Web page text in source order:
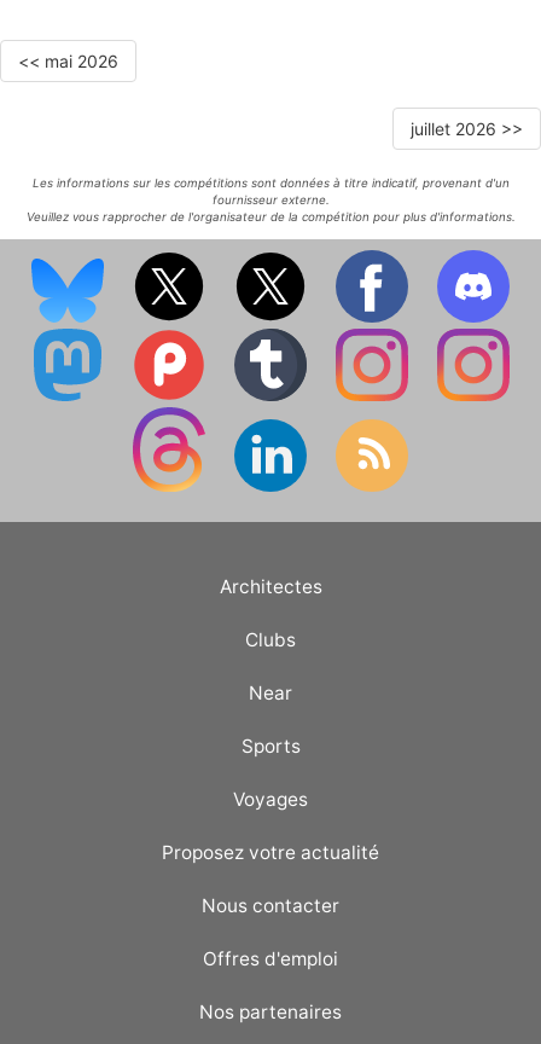
<< mai 2026
juillet 2026 >>
Les informations sur les compétitions sont données à titre indicatif, provenant d'un
fournisseur externe.
Veuillez vous rapprocher de l'organisateur de la compétition pour plus d'informations.
Architectes
Clubs
Near
Sports
Voyages
Proposez votre actualité
Nous contacter
Offres d'emploi
Nos partenaires